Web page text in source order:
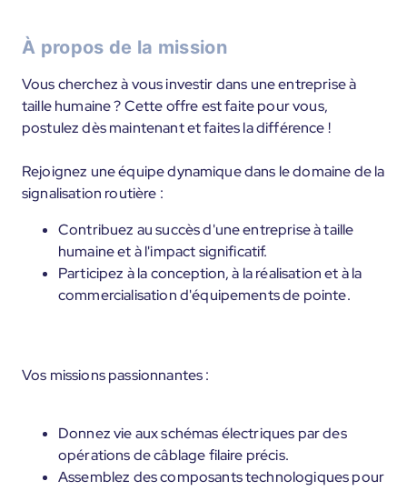
À propos de la mission
Vous cherchez à vous investir dans une entreprise à
taille humaine ? Cette offre est faite pour vous,
postulez dès maintenant et faites la différence !
Rejoignez une équipe dynamique dans le domaine de la
signalisation routière :
Contribuez au succès d'une entreprise à taille
humaine et à l'impact significatif.
Participez à la conception, à la réalisation et à la
commercialisation d'équipements de pointe.
Vos missions passionnantes :
Donnez vie aux schémas électriques par des
opérations de câblage filaire précis.
Assemblez des composants technologiques pour